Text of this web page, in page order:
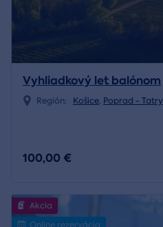
Vyhliadkový let balónom
Región: Košice, Poprad - Tatry
100,00 €
Akcia